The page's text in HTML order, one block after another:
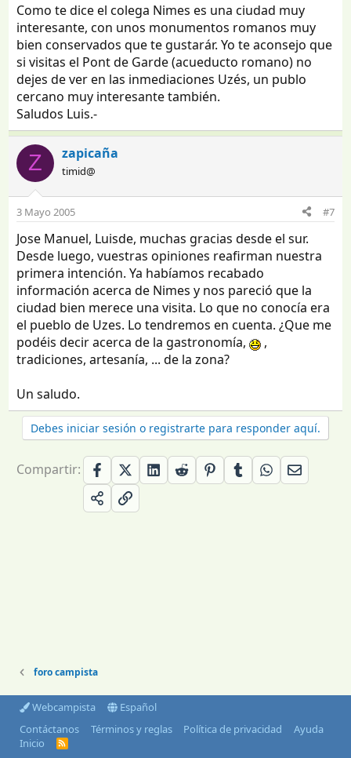
Como te dice el colega Nimes es una ciudad muy
interesante, con unos monumentos romanos muy
bien conservados que te gustarár. Yo te aconsejo que
si visitas el Pont de Garde (acueducto romano) no
dejes de ver en las inmediaciones Uzés, un publo
cercano muy interesante también.
Saludos Luis.-
Z zapicaña
timid@
3 Mayo 2005 #7
Jose Manuel, Luisde, muchas gracias desde el sur.
Desde luego, vuestras opiniones reafirman nuestra
primera intención. Ya habíamos recabado
información acerca de Nimes y nos pareció que la
ciudad bien merece una visita. Lo que no conocía era
el pueblo de Uzes. Lo tendremos en cuenta. ¿Que me
podéis decir acerca de la gastronomía,
,
tradiciones, artesanía, ... de la zona?
Un saludo.
Debes iniciar sesión o registrarte para responder aquí.
Compartir:
foro campista
Webcampista
Español
Contáctanos
Términos y reglas Política de privacidad
Ayuda
Inicio
R